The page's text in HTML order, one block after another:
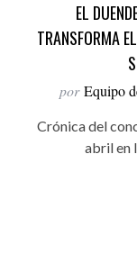
EL
TRANSFORMA
por Equipo
Crónica del
abril en